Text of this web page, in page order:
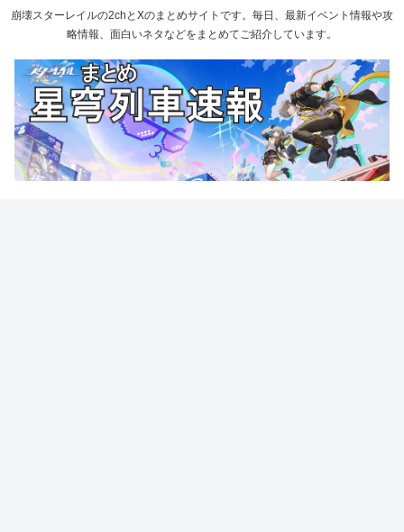
崩壊スターレイルの2chとXのまとめサイトです。毎日、最新イベント情報や攻
略情報、面白いネタなどをまとめてご紹介しています。